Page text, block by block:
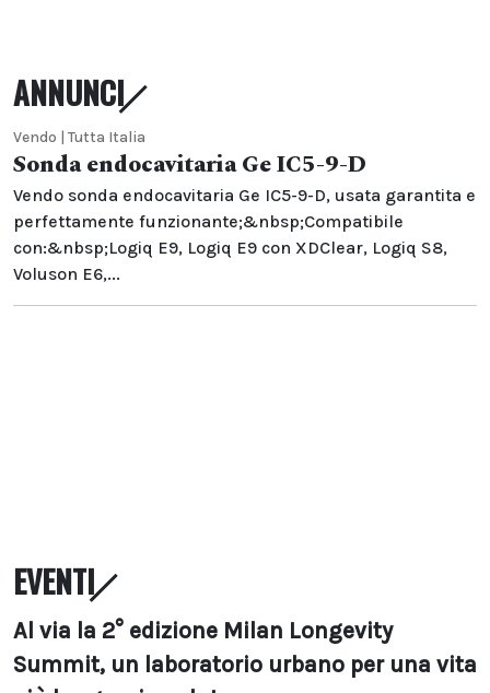
ANNUNCI
Vendo | Tutta Italia
Sonda endocavitaria Ge IC5-9-D
Vendo sonda endocavitaria Ge IC5-9-D, usata garantita e
perfettamente funzionante;&nbsp;Compatibile
con:&nbsp;Logiq E9, Logiq E9 con XDClear, Logiq S8,
Voluson E6,...
EVENTI
Al via la 2° edizione Milan Longevity
Summit, un laboratorio urbano per una vita